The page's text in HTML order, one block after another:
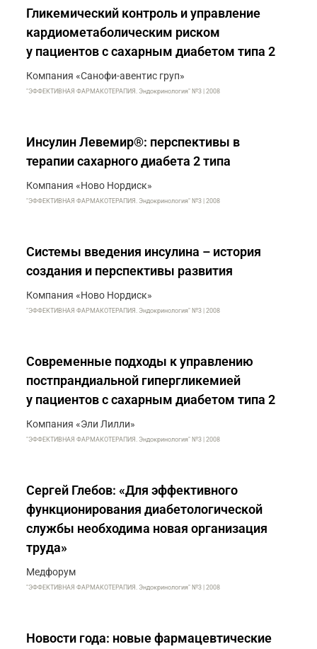
Гликемический контроль и управление
кардиометаболическим риском
у пациентов с сахарным диабетом типа 2
Компания «Санофи-авентис груп»
"ЭФФЕКТИВНАЯ ФАРМАКОТЕРАПИЯ. Эндокринология" №3 | 2008
Инсулин Левемир®: перспективы в
терапии сахарного диабета 2 типа
Компания «Ново Нордиск»
"ЭФФЕКТИВНАЯ ФАРМАКОТЕРАПИЯ. Эндокринология" №3 | 2008
Системы введения инсулина – история
создания и перспективы развития
Компания «Ново Нордиск»
"ЭФФЕКТИВНАЯ ФАРМАКОТЕРАПИЯ. Эндокринология" №3 | 2008
Современные подходы к управлению
постпрандиальной гипергликемией
у пациентов с сахарным диабетом типа 2
Компания «Эли Лилли»
"ЭФФЕКТИВНАЯ ФАРМАКОТЕРАПИЯ. Эндокринология" №3 | 2008
Сергей Глебов: «Для эффективного
функционирования диабетологической
службы необходима новая организация
труда»
Медфорум
"ЭФФЕКТИВНАЯ ФАРМАКОТЕРАПИЯ. Эндокринология" №3 | 2008
Новости года: новые фармацевтические